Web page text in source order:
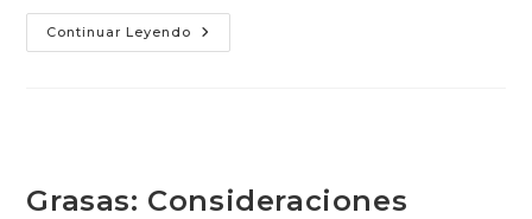
Continuar Leyendo Usos
Culinarios
Grasas: Consideraciones